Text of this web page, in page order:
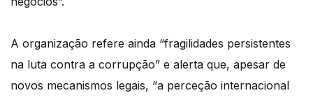
A organização refere ainda “fragilidades persistentes
na luta contra a corrupção” e alerta que, apesar de
novos mecanismos legais, “a perceção internacional